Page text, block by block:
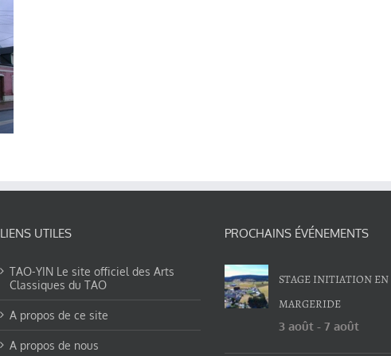
LIENS UTILES
TAO-YIN Le site officiel des Arts
Classiques du TAO
A propos de ce site
A propos de nous
PROCHAINS ÉVÉNEMENTS
STAGE INITIATION EN
MARGERIDE
3 août -7 août